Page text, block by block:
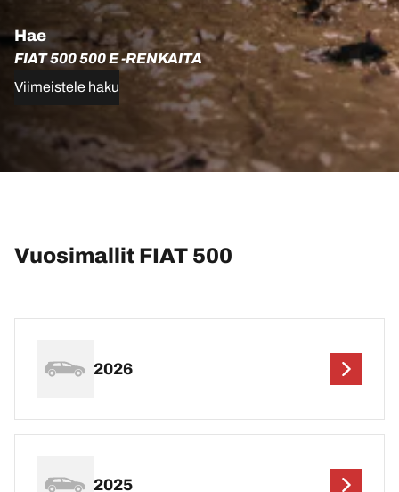
Hae
FIAT 500 500 E -RENKAITA
Viimeistele haku
Vuosimallit FIAT 500
2026
2025